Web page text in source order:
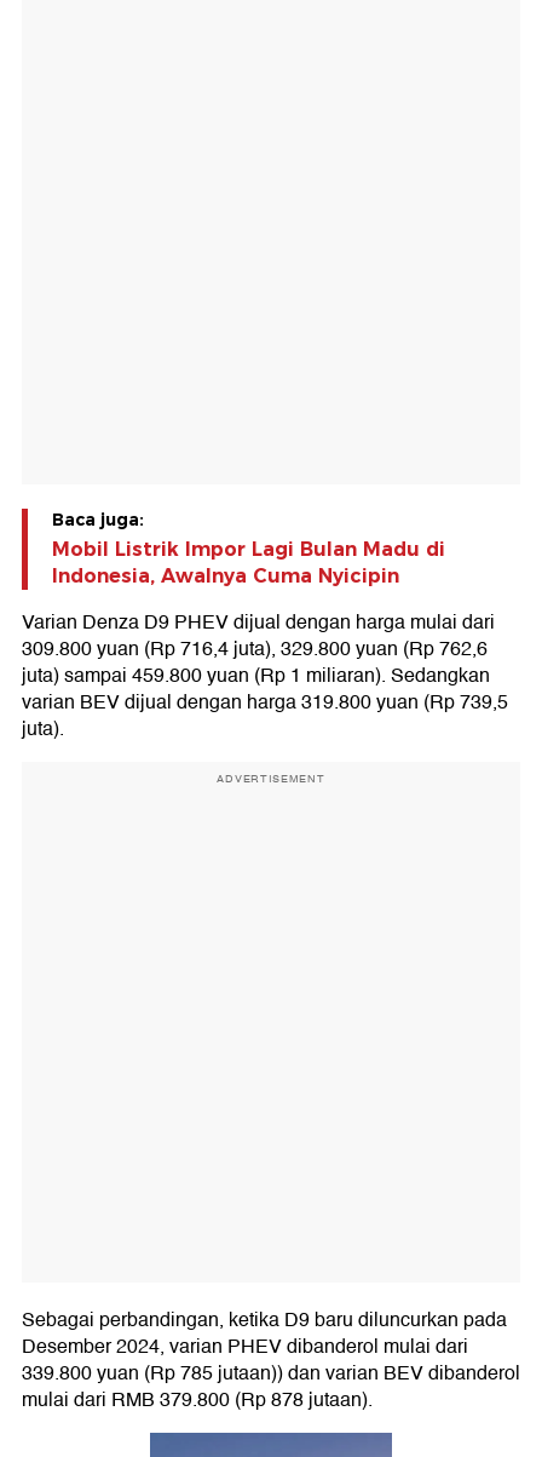
Baca juga:
Mobil Listrik Impor Lagi Bulan Madu di
Indonesia, Awalnya Cuma Nyicipin
Varian Denza D9 PHEV dijual dengan harga mulai dari
309.800 yuan (Rp 716,4 juta), 329.800 yuan (Rp 762,6
juta) sampai 459.800 yuan (Rp 1 miliaran). Sedangkan
varian BEV dijual dengan harga 319.800 yuan (Rp 739,5
juta).
ADVERTISEMENT
Sebagai perbandingan, ketika D9 baru diluncurkan pada
Desember 2024, varian PHEV dibanderol mulai dari
339.800 yuan (Rp 785 jutaan)) dan varian BEV dibanderol
mulai dari RMB 379.800 (Rp 878 jutaan).